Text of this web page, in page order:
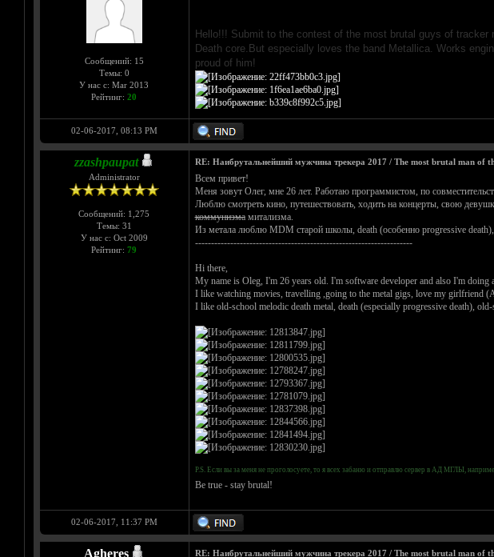
Сообщений: 15
Темы: 0
У нас с: Mar 2013
Рейтинг: 20
Hello!!! Submit to the contest of the most brutal guys of
Death core.But especially loves the band Metallica. Works
proud of him!
02-06-2017, 08:13 PM
zzashpaupat
Administrator
Сообщений: 1,275
Темы: 31
У нас с: Oct 2009
Рейтинг: 79
RE: Наибрутальнейший мужчина трекера 2017 / The most brutal man of
Всем привет!
Меня зовут Олег, мне 26 лет. Работаю программистом, по
Люблю смотреть кино, путешествовать, ходить на концерты, свою
коммунизмамитализма.
Из метала люблю MDM старой школы, death (особенно progressive
--------------------------------------------------------------------
Hi there,
My name is Oleg, I'm 26 years old. I'm software developer and also I'm doing
I like watching movies, travelling ,going to the metal gigs, love my girlfriend
I like old-school melodic death metal, death (especially progressive death),
P.S. Если вы за меня не проголосуете, то я всех забаню и отправлю сервер в АД МГЛЫ,
Be true - stay brutal!
02-06-2017, 11:37 PM
Agheres RE: Наибрутальнейший мужчина трекера 2017 / The most brutal man of